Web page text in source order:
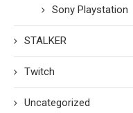
Sony Playstation
STALKER
Twitch
Uncategorized